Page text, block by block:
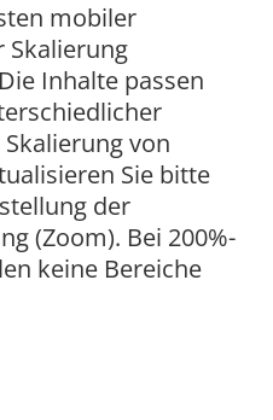
mobiler
Skalierung
Inhalte passen
von
Sie bitte
der
(Zoom). Bei 200%-
keine Bereiche